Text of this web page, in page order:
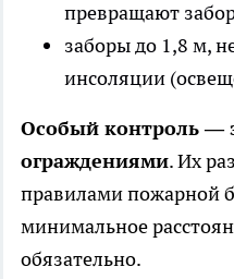
превращают
заборы до 1,8 м,
инсоляции
Особый контроль —
ограждениями. Их
правилами пожарной
минимальное
обязательно.